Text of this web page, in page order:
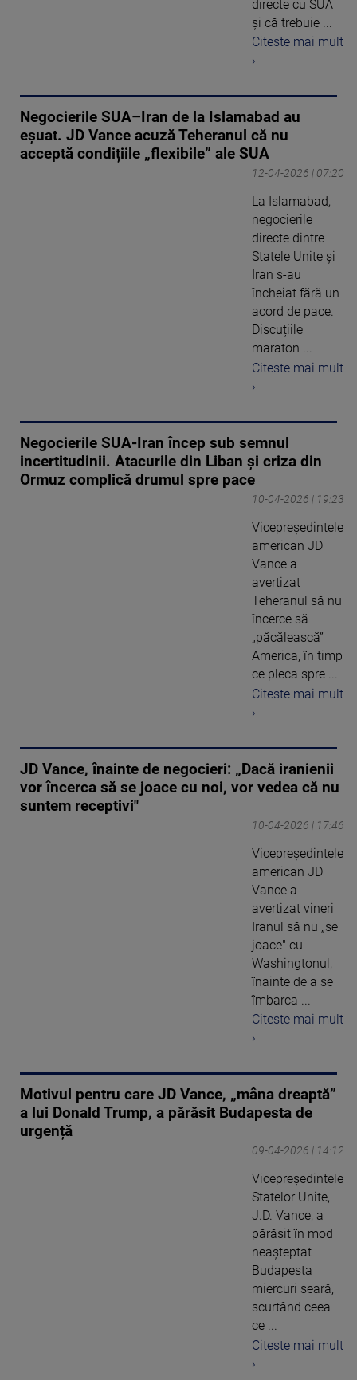
directe cu SUA
şi că trebuie ...
Citeste mai mult
›
Negocierile SUA–Iran de la Islamabad au
eșuat. JD Vance acuză Teheranul că nu
acceptă condițiile „flexibile” ale SUA
12-04-2026 | 07:20
La Islamabad,
negocierile
directe dintre
Statele Unite și
Iran s-au
încheiat fără un
acord de pace.
Discuțiile
maraton ...
Citeste mai mult
›
Negocierile SUA-Iran încep sub semnul
incertitudinii. Atacurile din Liban și criza din
Ormuz complică drumul spre pace
10-04-2026 | 19:23
Vicepreședintele
american JD
Vance a
avertizat
Teheranul să nu
încerce să
„păcălească”
America, în timp
ce pleca spre ...
Citeste mai mult
›
JD Vance, înainte de negocieri: „Dacă iranienii
vor încerca să se joace cu noi, vor vedea că nu
suntem receptivi"
10-04-2026 | 17:46
Vicepreședintele
american JD
Vance a
avertizat vineri
Iranul să nu „se
joace" cu
Washingtonul,
înainte de a se
îmbarca ...
Citeste mai mult
›
Motivul pentru care JD Vance, „mâna dreaptă”
a lui Donald Trump, a părăsit Budapesta de
urgență
09-04-2026 | 14:12
Vicepreședintele
Statelor Unite,
J.D. Vance, a
părăsit în mod
neașteptat
Budapesta
miercuri seară,
scurtând ceea
ce ...
Citeste mai mult
›